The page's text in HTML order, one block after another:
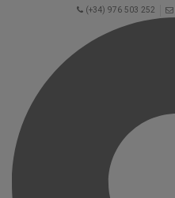
(+34) 976 503 252